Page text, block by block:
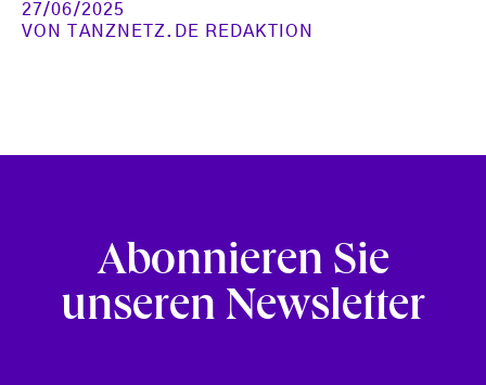
27/06/2025
VON
TANZNETZ.DE REDAKTION
Abonnieren Sie
unseren Newsletter